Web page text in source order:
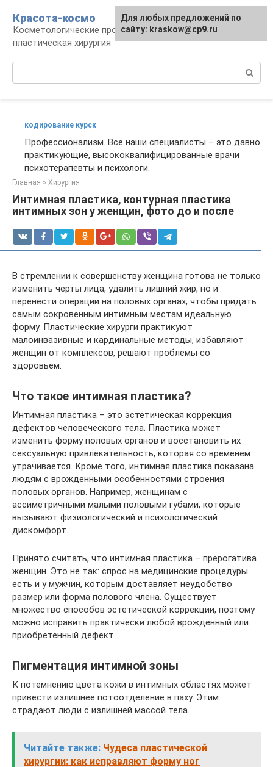
контенту
Красота-космо
Косметологические процедуры,
пластическая хирургия
кодирование курск
Профессионализм. Все наши специалисты – это давно
практикующие, высококвалифицированные врачи
психотерапевты и психологи.
Главная » Хирургия
Интимная пластика, контурная пластика
интимных зон у женщин, фото до и после
В стремлении к совершенству женщина готова не только
изменить черты лица, удалить лишний жир, но и
перенести операции на половых органах, чтобы придать
самым сокровенным интимным местам идеальную
форму. Пластические хирурги практикуют
малоинвазивные и кардинальные методы, избавляют
женщин от комплексов, решают проблемы со
здоровьем.
Что такое интимная пластика?
Интимная пластика – это эстетическая коррекция
дефектов человеческого тела. Пластика может
изменить форму половых органов и восстановить их
сексуальную привлекательность, которая со временем
утрачивается. Кроме того, интимная пластика показана
людям с врожденными особенностями строения
половых органов. Например, женщинам с
ассиметричными малыми половыми губами, которые
вызывают физиологический и психологический
дискомфорт.
Принято считать, что интимная пластика – прерогатива
женщин. Это не так: спрос на медицинские процедуры
есть и у мужчин, которым доставляет неудобство
размер или форма полового члена. Существует
множество способов эстетической коррекции, поэтому
можно исправить практически любой врожденный или
приобретенный дефект.
Пигментация интимной зоны
К потемнению цвета кожи в интимных областях может
привести излишнее потоотделение в паху. Этим
страдают люди с излишней массой тела.
Читайте также: Чудеса пластической
хирургии: как исправляют форму ног
Для любых предложений по
сайту: kraskow@cp9.ru